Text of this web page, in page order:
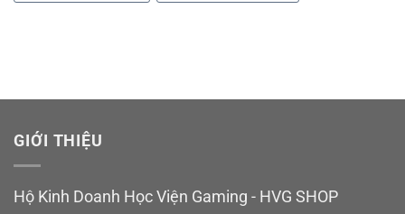
GIỚI THIỆU
Hộ Kinh Doanh Học Viện Gaming - HVG SHOP